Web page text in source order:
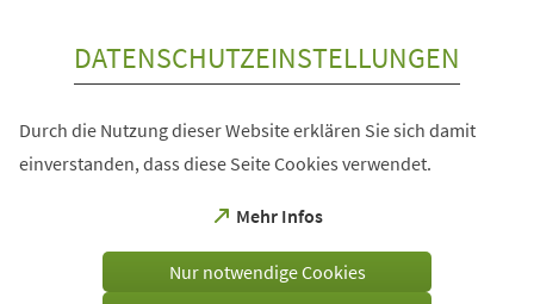
DATENSCHUTZEINSTELLUNGEN
Durch die Nutzung dieser Website erklären Sie sich damit
einverstanden, dass diese Seite Cookies verwendet.
Mehr Infos
(Öffnet
einem
Nur notwendige Cookies